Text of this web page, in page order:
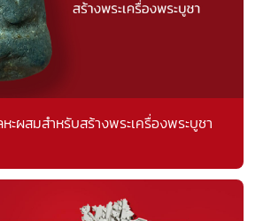
ะผสมสำหรับสร้างพระเครื่องพระบูชา